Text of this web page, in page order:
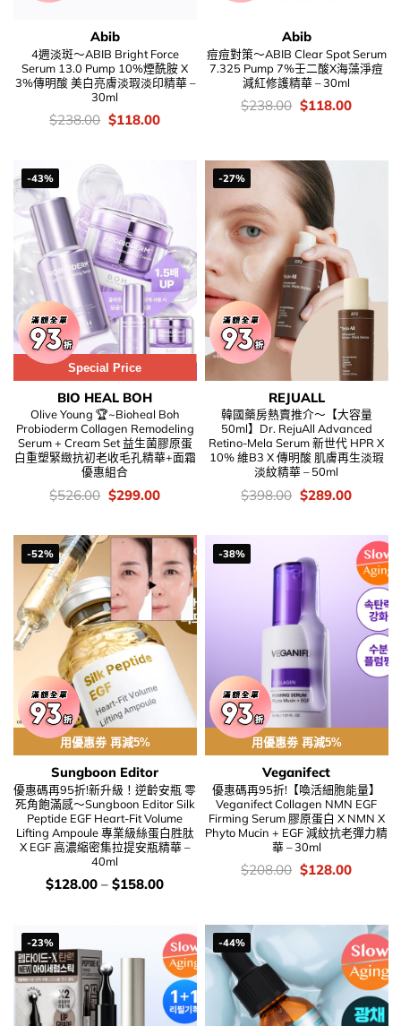
Abib
4週淡斑～ABIB Bright Force
Serum 13.0 Pump 10%煙酰胺 X
3%傳明酸 美白亮膚淡瑕淡印精華 –
30ml
價
錢：
$238.00 Original
price
$118.00Current
$118.00.
Abib
痘痘對策～ABIB Clear Spot Serum
7.325 Pump 7%壬二酸X海藻淨痘
減紅修護精華 – 30ml
價
錢：
$238.00 Original
price
$118.00Current
-43%
Special Price
BIO HEAL BOH
Olive Young 🏆~Bioheal Boh
Probioderm Collagen Remodeling
Serum + Cream Set 益生菌膠原蛋
白重塑緊緻抗初老收毛孔精華+面霜
優惠組合
價
錢：
$526.00 Original
price
$526.00.
$299.00Current
$299.00.
-27%
REJUALL
韓國藥房熱賣推介～【大容量
50ml】Dr. RejuAll Advanced
Retino-Mela Serum 新世代 HPR X
10% 維B3 X 傳明酸 肌膚再生淡瑕
淡紋精華 – 50ml
價
錢：
$398.00 Original
price
$289.00Current
-52%
用優惠劵 再減5%
Sungboon Editor
優惠碼再95折!新升級！逆齡安瓶 零
死角飽滿感～Sungboon Editor Silk
Peptide EGF Heart-Fit Volume
Lifting Ampoule 專業級絲蛋白胜肽
X EGF 高濃縮密集拉提安瓶精華 –
40ml
價
$128.00 – $158.00
-38%
用優惠劵 再減5%
Veganifect
優惠碼再95折!【喚活細胞能量】
Veganifect Collagen NMN EGF
Firming Serum 膠原蛋白 X NMN X
Phyto Mucin + EGF 減紋抗老彈力精
華 – 30ml
價
$208.00 Original
$128.00Current
-23% -44%